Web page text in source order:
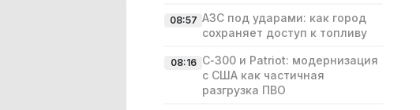
08:57 АЗС под ударами: как город
сохраняет доступ к топливу
08:16 С‑300 и Patriot: модернизация
с США как частичная
разгрузка ПВО